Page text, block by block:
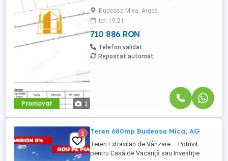
Promovat 1
și un cadru natural deosebit. Caracteristici
principale: Deschidere la strada principală
asfaltată: ...
Budeasa Mica, Arges
ieri 19:21
710 886 RON
Telefon validat
Repostat automat
1 Teren 680mp Budeasa Mica, AG
Teren Extravilan de Vânzare – Potrivit
pentru Casă de Vacanță sau Investiție